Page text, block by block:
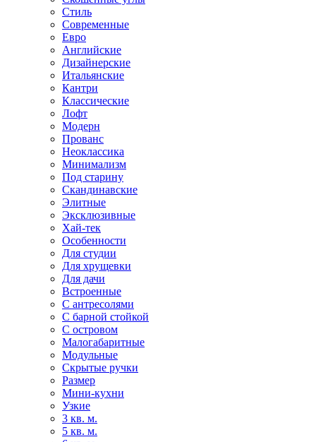
Стиль
Современные
Евро
Английские
Дизайнерские
Итальянские
Кантри
Классические
Лофт
Модерн
Прованс
Неоклассика
Минимализм
Под старину
Скандинавские
Элитные
Эксклюзивные
Хай-тек
Особенности
Для студии
Для хрущевки
Для дачи
Встроенные
С антресолями
С барной стойкой
С островом
Малогабаритные
Модульные
Скрытые ручки
Размер
Мини-кухни
Узкие
3 кв. м.
5 кв. м.